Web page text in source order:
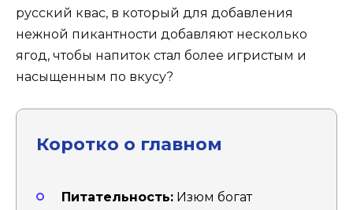
русский квас, в который для добавления
нежной пикантности добавляют несколько
ягод, чтобы напиток стал более игристым и
насыщенным по вкусу?
Коротко о главном
Питательность: Изюм богат